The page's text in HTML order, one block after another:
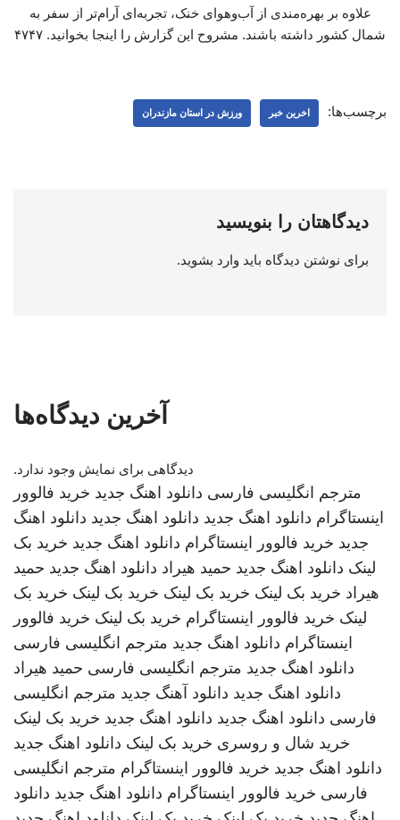
علاوه بر بهره‌مندی از آب‌وهوای خنک، تجربه‌ای آرام‌تر از سفر به
شمال کشور داشته باشند. مشروح این گزارش را اینجا بخوانید. ۴۷۴۷
برچسب‌ها: اخرین خبر ورزش در استان مازندران
دیدگاهتان را بنویسید
برای نوشتن دیدگاه باید وارد بشوید.
آخرین دیدگاه‌ها
دیدگاهی برای نمایش وجود ندارد.
مترجم انگلیسی فارسی دانلود اهنگ جدید خرید فالوور
اینستاگرام دانلود اهنگ جدید دانلود اهنگ جدید دانلود اهنگ
جدید خرید فالوور اینستاگرام دانلود اهنگ جدید خرید بک
لینک دانلود اهنگ جدید حمید هیراد دانلود اهنگ جدید حمید
هیراد خرید بک لینک خرید بک لینک خرید بک لینک خرید بک
لینک خرید فالوور اینستاگرام خرید بک لینک خرید فالوور
اینستاگرام دانلود اهنگ جدید مترجم انگلیسی فارسی
دانلود اهنگ جدید مترجم انگلیسی فارسی حمید هیراد
دانلود اهنگ جدید دانلود آهنگ جدید مترجم انگلیسی
فارسی دانلود اهنگ جدید دانلود اهنگ جدید خرید بک لینک
خرید شال و روسری خرید بک لینک دانلود اهنگ جدید
دانلود اهنگ جدید خرید فالوور اینستاگرام مترجم انگلیسی
فارسی خرید فالوور اینستاگرام دانلود اهنگ جدید دانلود